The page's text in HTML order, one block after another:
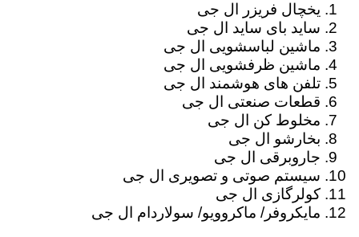
یخچال فریزر ال جی
ساید بای ساید ال جی
ماشین لباسشویی ال جی
ماشین ظرفشویی ال جی
تلفن های هوشمند ال جی
قطعات صنعتی ال جی
مخلوط کن ال جی
بخارشو ال جی
جاروبرقی ال جی
سیستم صوتی و تصویری ال جی
کولرگازی ال جی
مایکروفر/ ماکروویو/ سولاردام ال جی